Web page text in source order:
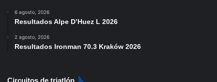
6 agosto, 2026
Resultados Alpe D’Huez L 2026
2 agosto, 2026
Resultados Ironman 70.3 Kraków 2026